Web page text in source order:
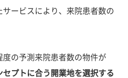
サービスにより、来院患者数の
の予測来院患者数の物件が
セプトに合う開業地を選択する